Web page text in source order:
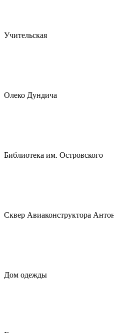
Учительская
Олеко Дундича
Библиотека им. Островского
Сквер Авиаконструктора
Дом одежды